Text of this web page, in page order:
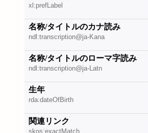
xl:prefLabel
名称/タイトルのカナ読み
ndl:transcription@ja-Kana
名称/タイトルのローマ字読み
ndl:transcription@ja-Latn
生年
rda:dateOfBirth
関連リンク
skos:exactMatch